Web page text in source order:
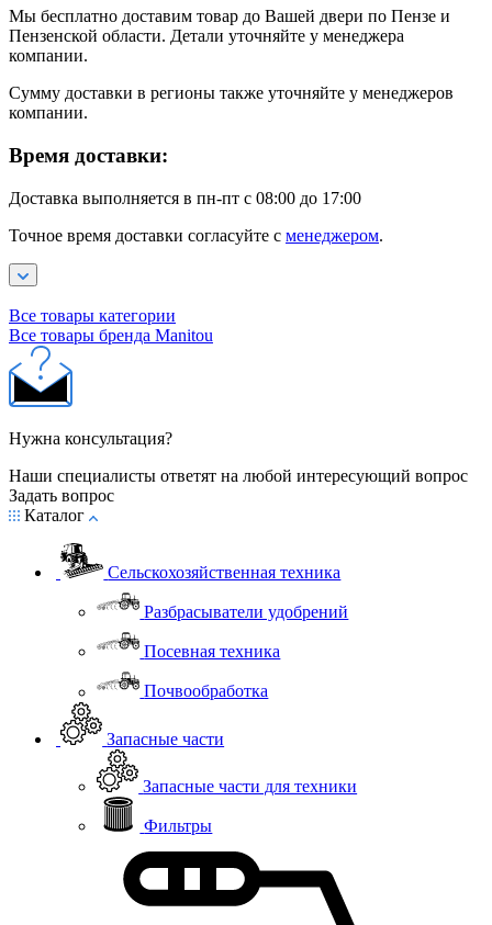
Мы бесплатно доставим товар до Вашей двери по Пензе и
Пензенской области. Детали уточняйте у менеджера
компании.
Сумму доставки в регионы также уточняйте у менеджеров
компании.
Время доставки:
Доставка выполняется в пн-пт с 08:00 до 17:00
Точное время доставки согласуйте с менеджером.
Все товары категории
Все товары бренда Manitou
Нужна консультация?
Наши специалисты ответят на любой интересующий вопрос
Задать вопрос
Каталог
Сельскохозяйственная техника
Разбрасыватели удобрений
Посевная техника
Почвообработка
Запасные части
Запасные части для техники
Фильтры